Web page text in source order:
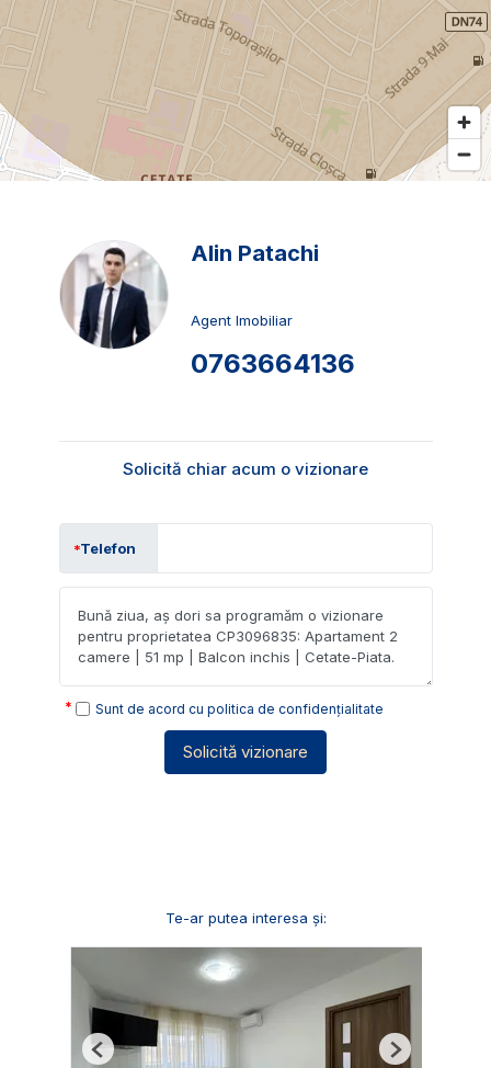
Alin Patachi
Agent Imobiliar
0763664136
Solicită chiar acum o vizionare
Telefon
Sunt de acord cu politica de confidențialitate
Solicită vizionare
Te-ar putea interesa și:
Previous Next